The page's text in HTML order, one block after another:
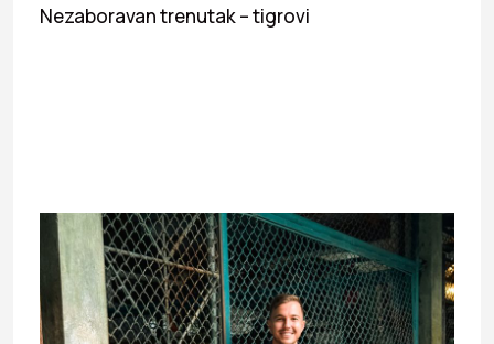
Nezaboravan trenutak – tigrovi